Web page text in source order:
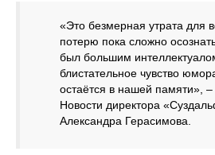
«Это безмерная утрата для
потерю пока сложно
был большим
блистательное чувство
остаётся в нашей памяти»,
Новости директора
Александра Герасимова.